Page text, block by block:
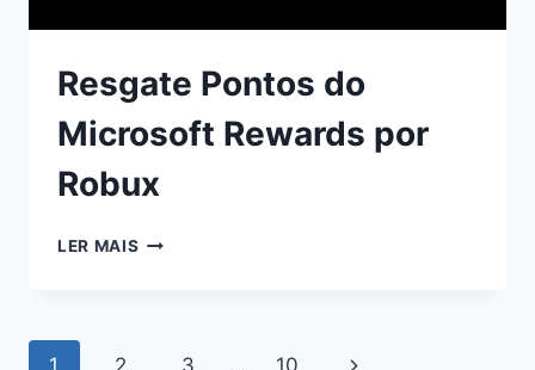
Resgate Pontos do
Microsoft Rewards por
Robux
LER MAIS